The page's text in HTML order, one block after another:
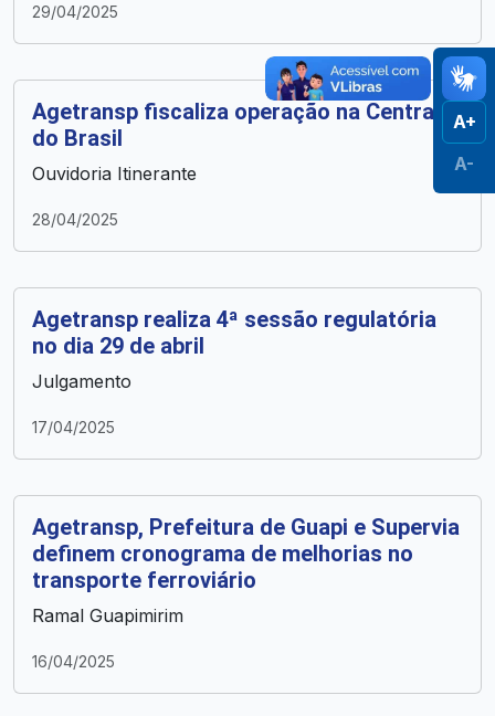
29/04/2025
Agetransp fiscaliza operação na Central
do Brasil
Ouvidoria Itinerante
28/04/2025
Agetransp realiza 4ª sessão regulatória
no dia 29 de abril
Julgamento
17/04/2025
Agetransp, Prefeitura de Guapi e Supervia
definem cronograma de melhorias no
transporte ferroviário
Ramal Guapimirim
16/04/2025
A+
A-